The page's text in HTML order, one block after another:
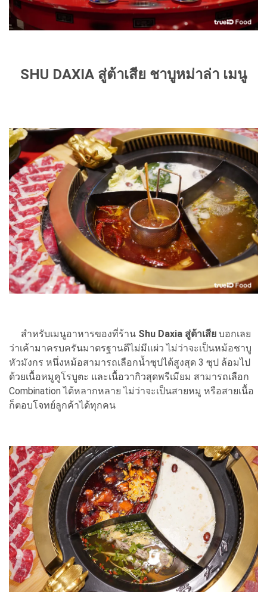
SHU DAXIA สู่ต้าเสีย ชาบูหม่าล่า เมนู
สำหรับเมนูอาหารของที่ร้าน Shu Daxia สู่ต้าเสีย บอกเลย
ว่าเค้ามาครบครันมาตรฐานดีไม่มีแผ่ว ไม่ว่าจะเป็นหม้อชาบู
หัวมังกร หนึ่งหม้อสามารถเลือกน้ำซุปได้สูงสุด 3 ซุป ล้อมไป
ด้วยเนื้อหมูคูโรบูตะ และเนื้อวากิวสุดพรีเมียม สามารถเลือก
Combination ได้หลากหลาย ไม่ว่าจะเป็นสายหมู หรือสายเนื้อ
ก็ตอบโจทย์ลูกค้าได้ทุกคน